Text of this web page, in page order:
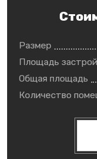
Размер
Площадь
Общая площадь
Количество